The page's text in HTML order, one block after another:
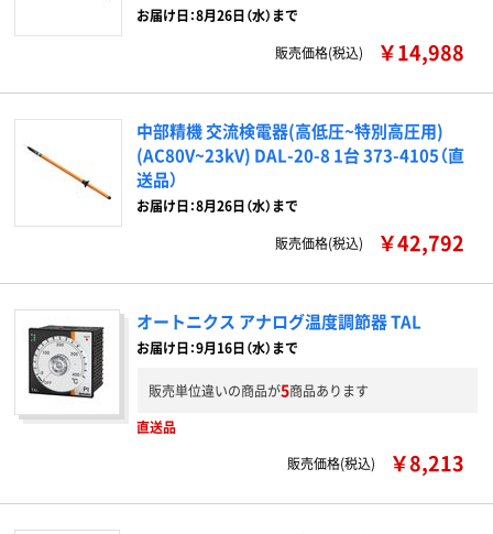
お届け日：8月26日（水）まで
販売価格(税込)
￥14,988
中部精機 交流検電器(高低圧~特別高圧用)
(AC80V~23kV) DAL-20-8 1台 373-4105（直
送品）
お届け日：8月26日（水）まで
販売価格(税込)
￥42,792
オートニクス アナログ温度調節器 TAL
お届け日：9月16日（水）まで
販売単位違いの商品が5商品あります
直送品
販売価格(税込)
￥8,213